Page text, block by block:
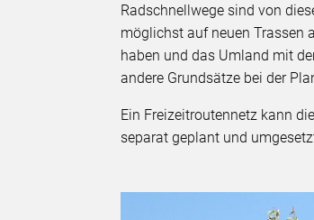
Radschnellwege sind von
möglichst auf neuen Trassen
haben und das Umland mit
andere Grundsätze bei der
Ein Freizeitroutennetz kann
separat geplant und